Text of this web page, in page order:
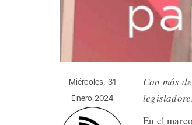
Miércoles, 31
Enero 2024
Con más
En el